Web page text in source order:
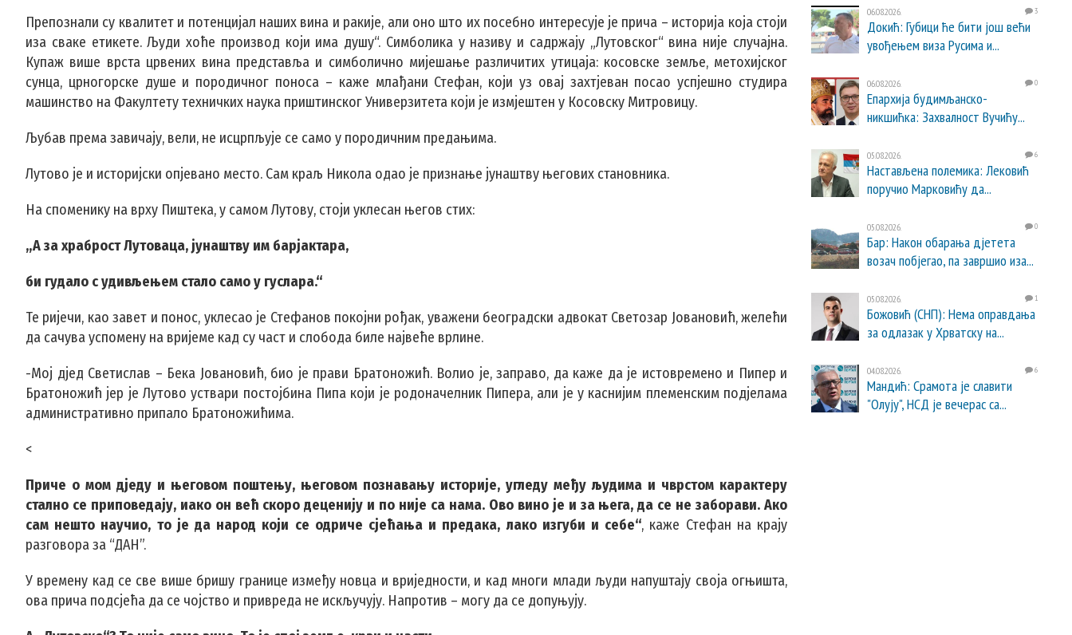
Препознали су квалитет и потенцијал наших вина и ракије, али оно што их посебно интересује је прича – историја која стоји
иза сваке етикете. Људи хоће производ који има душу“. Симболика у називу и садржају „Лутовског“ вина није случајна.
Купаж више врста црвених вина представља и симболично мијешање различитих утицаја: косовске земље, метохијског
сунца, црногорске душе и породичног поноса – каже млађани Стефан, који уз овај захтјеван посао успјешно студира
машинство на Факултету техничких наука приштинског Универзитета који је измјештен у Косовску Митровицу.
Љубав према завичају, вели, не исцрпљује се само у породичним предањима.
Лутово је и историјски опјевано место. Сам краљ Никола одао је признање јунаштву његових становника.
На споменику на врху Пиштека, у самом Лутову, стоји уклесан његов стих:
„А за храброст Лутоваца, јунаштву им барјактара,
би гудало с удивљењем стало само у гуслара.“
Те ријечи, као завет и понос, уклесао је Стефанов покојни рођак, уважени београдски адвокат Светозар Јовановић, желећи
да сачува успомену на вријеме кад су част и слобода биле највеће врлине.
-Мој дјед Светислав – Бека Јовановић, био је прави Братоножић. Волио је, заправо, да каже да је истовремено и Пипер и
Братоножић јер је Лутово уствари постојбина Пипа који је родоначелник Пипера, али је у каснијим племенским подјелама
административно припало Братоножићима.
<
Приче о мом дједу и његовом поштењу, његовом познавању историје, угледу међу људима и чврстом карактеру
стално се приповедају, иако он већ скоро деценију и по није са нама. Ово вино је и за њега, да се не заборави. Ако
сам нешто научио, то је да народ који се одриче сјећања и предака, лако изгуби и себе“, каже Стефан на крају
разговора за “ДАН”.
У времену кад се све више бришу границе између новца и вриједности, и кад многи млади људи напуштају своја огњишта,
ова прича подсјећа да се чојство и привреда не искључују. Напротив – могу да се допуњују.
06.08.2026. 3
Докић: Губици ће бити још већи
увођењем виза Русима и...
06.08.2026. 0
Епархија будимљанско-
никшићка: Захвалност Вучићу...
05.08.2026. 6
Настављена полемика: Лековић
поручио Марковићу да...
05.08.2026. 0
Бар: Након обарања дјетета
возач побјегао, па завршио иза...
05.08.2026. 1
Божовић (СНП): Нема оправдања
за одлазак у Хрватску на...
04.08.2026. 6
Мандић: Срамота је славити
"Олују", НСД је вечерас са...